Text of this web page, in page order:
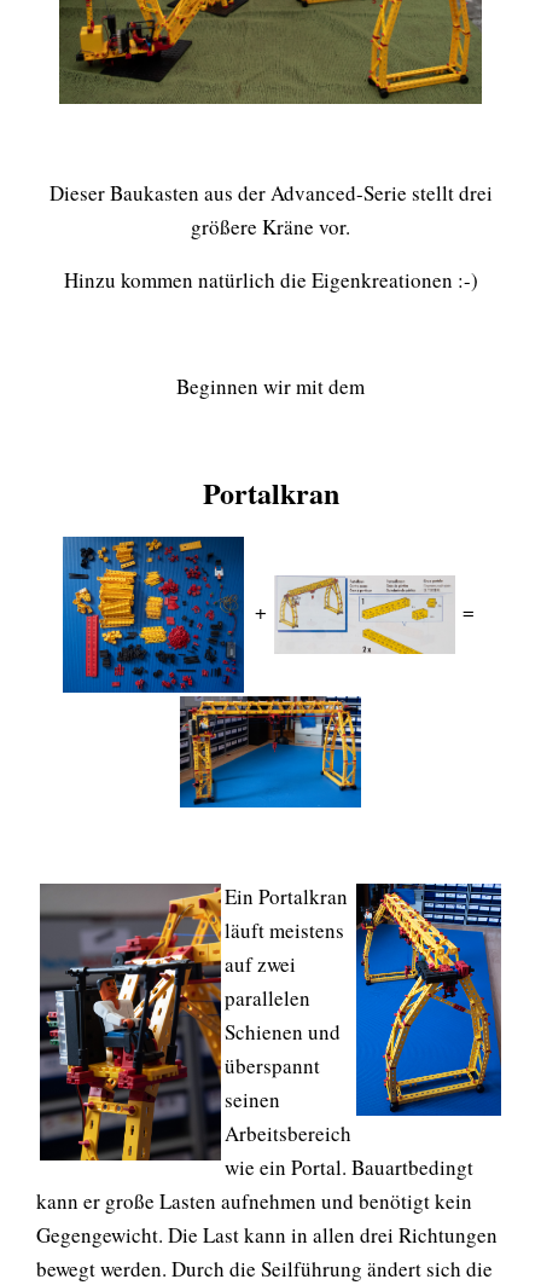
Dieser Baukasten aus der Advanced-Serie stellt drei
größere Kräne vor.
Hinzu kommen natürlich die Eigenkreationen :-)
Beginnen wir mit dem
Portalkran
+ =
Ein Portalkran
läuft meistens
auf zwei
parallelen
Schienen und
überspannt
seinen
Arbeitsbereich
wie ein Portal. Bauartbedingt
kann er große Lasten aufnehmen und benötigt kein
Gegengewicht. Die Last kann in allen drei Richtungen
bewegt werden. Durch die Seilführung ändert sich die